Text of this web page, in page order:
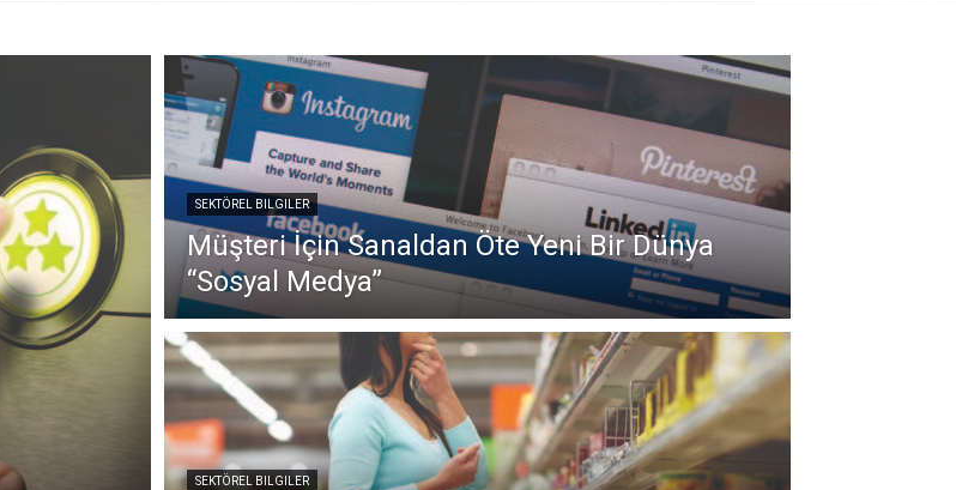
SEKTÖREL BILGILER
Müşteri İçin Sanaldan Öte Yeni Bir Dünya
“Sosyal Medya”
SEKTÖREL BILGILER